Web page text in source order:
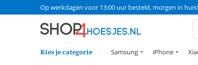
Op werkdagen voor 13:00 uur besteld, morgen in huis!
Kies je categorie Samsung iPhone